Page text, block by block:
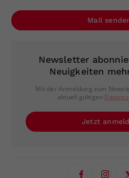
Mail
Newsletter
Neuigkeiten
Mit der Anmeldung zum
aktuell gültigen
Jetzt